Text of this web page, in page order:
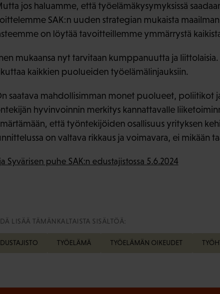
jos haluamme, että työelämäkysymyksissä
SAK:n uuden strategian mukaista
on löytää tavoitteillemme ymmärrystä
mukaansa nyt tarvitaan kumppanuutta ja
kaikkien puolueiden työelämälinjauksiin.
saatava mahdollisimman monet puolueet, poliitikot
hyvinvoinnin merkitys kannattavalle
että työntekijöiden osallisuus yrityksen
on valtava rikkaus ja voimavara, ei mikään
Syvärisen puhe SAK:n edustajistossa 5.6.2024
LISÄÄ TÄMÄNKALTAISTA SISÄLTÖÄ:
TYÖELÄMÄ TYÖELÄMÄN OIKEUDET